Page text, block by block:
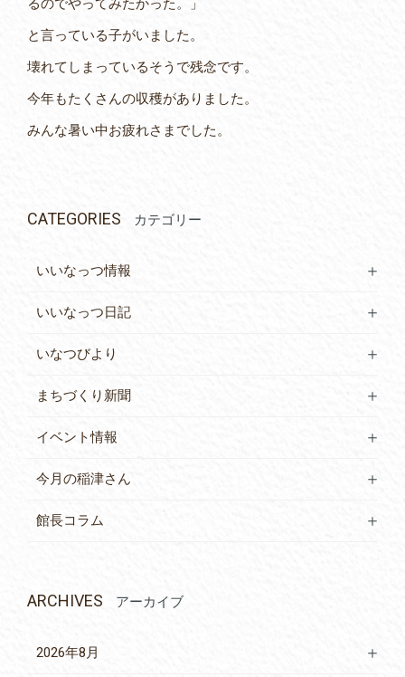
るのでやってみたかった。」
と言っている子がいました。
壊れてしまっているそうで残念です。
今年もたくさんの収穫がありました。
みんな暑い中お疲れさまでした。
CATEGORIES カテゴリー
いいなっつ情報
いいなっつ日記
いなつびより
まちづくり新聞
イベント情報
今月の稲津さん
館長コラム
ARCHIVES アーカイブ
2026年8月